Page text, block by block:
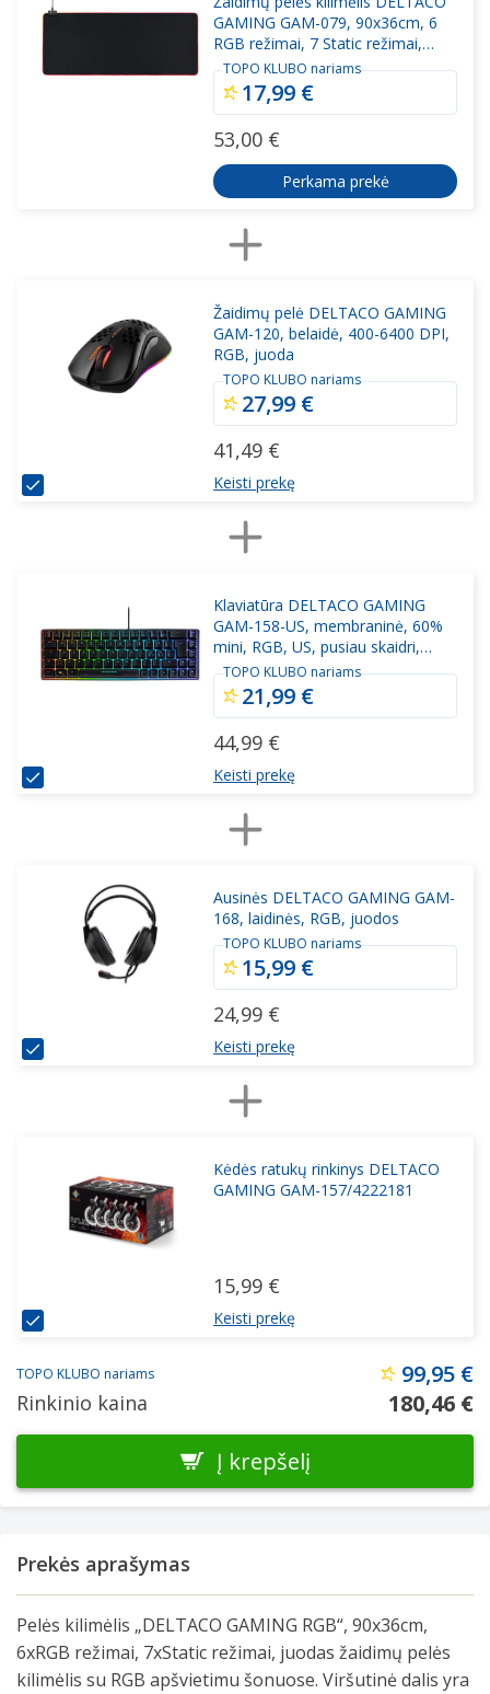
GAMING GAM-079, 90x36cm, 6
RGB režimai, 7 Static režimai,
juodas
53,00 €
TOPO KLUBO nariams
17,99 €
Perkama prekė
Žaidimų pelė DELTACO GAMING
GAM-120, belaidė, 400-6400 DPI,
RGB, juoda
41,49 €
TOPO KLUBO nariams
27,99 €
Keisti prekę
Klaviatūra DELTACO GAMING
GAM-158-US, membraninė, 60%
mini, RGB, US, pusiau skaidri,
juoda
44,99 €
TOPO KLUBO nariams
21,99 €
Keisti prekę
Ausinės DELTACO GAMING GAM-
168, laidinės, RGB, juodos
24,99 €
TOPO KLUBO nariams
15,99 €
Keisti prekę
Kėdės ratukų rinkinys DELTACO
GAMING GAM-157/4222181
15,99 €
Keisti prekę
TOPO KLUBO nariams 99,95 €
Rinkinio kaina
180,46 €
Į krepšelį
Prekės aprašymas
Pelės kilimėlis „DELTACO GAMING RGB“, 90x36cm,
6xRGB režimai, 7xStatic režimai, juodas žaidimų pelės
kilimėlis su RGB apšvietimu šonuose. Viršutinė dalis yra